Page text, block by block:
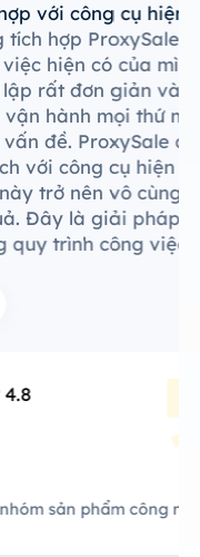
cụ hiện có"
vào
của mình.
giản và dễ
thứ một
có khả
hiện có của
cùng thuận
pháp đại lý
việc của
công nghệ